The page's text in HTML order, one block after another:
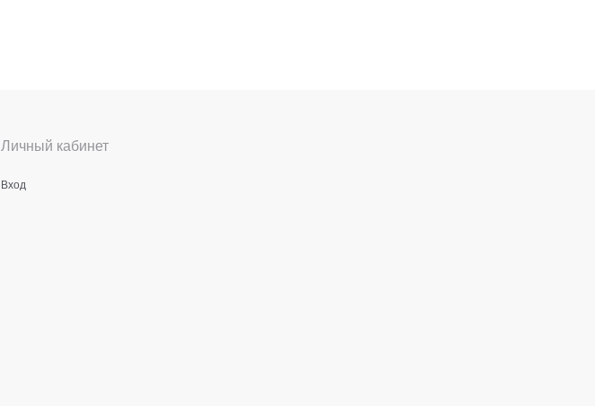
Личный кабинет
Вход